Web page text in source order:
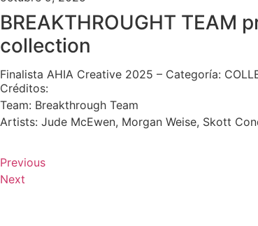
BREAKTHROUGHT TEAM
collection
Finalista AHIA Creative 2025 – Categoría:
Créditos:
Team: Breakthrough Team
Artists: Jude McEwen, Morgan Weise, Skott
Previous
Next